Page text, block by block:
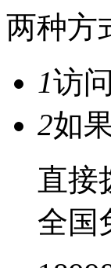
两种方
1访
2如
直接
全国